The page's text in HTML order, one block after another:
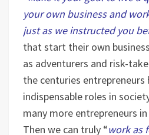
your own business and
just as we instructed you
that start their own
as adventurers and risk-
the centuries entrepreneurs
indispensable roles in
many more entrepreneurs
Then we can truly “work as